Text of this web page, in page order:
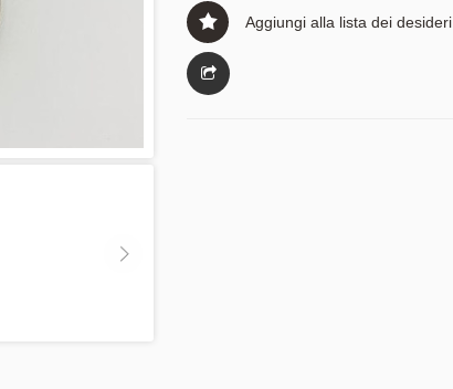
Aggiungi alla lista dei desideri